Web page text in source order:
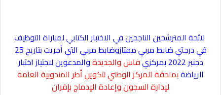
لائحة المترشحين الناجحين في الاختبار الكتابي لمباراة التوظيف
في درجتي ضابط مربي ممتازوضابط مربي التي أجريت بتاريخ 25
دجنبر 2022
بمركزيفاس والجديدةوالمدعوين لاجتياز اختبار
الرياضةبملحقة المركز الوطني لتكوين أطر المندوبية العامة
لإدارة السجون وإعادة الإدماج بإفران